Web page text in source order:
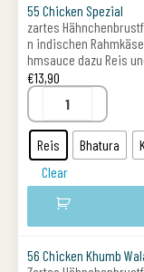
55 Chicken Spezial
zartes
n indischen
hmsauce dazu Reis
€13,90
Reis Bhatura
Clear
56 Chicken Khumb